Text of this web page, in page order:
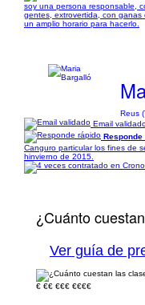
soy una persona responsable,
gentes, extrovertida, con ganas
un amplio horario para hacerlo.
Reus
Email
Responde
Canguro particular los fines de
hinvierno de 2015.
¿Cuánto
Ver guía de
€ €€ €€€ €€€€